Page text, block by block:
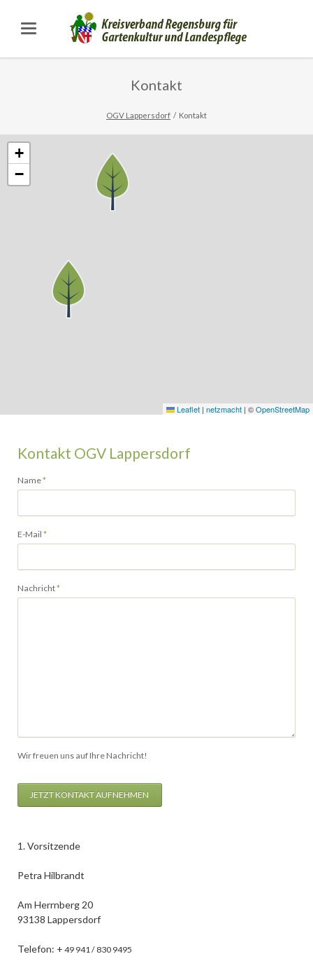
Kontakt
OGV Lappersdorf Kontakt
+
−
Leaflet | netzmacht | ©OpenStreetMap
Kontakt OGV Lappersdorf
Pflichtfeld
Name*
Pflichtfeld
E-Mail *
Pflichtfeld
Nachricht*
Wir freuen uns auf Ihre Nachricht!
JETZT KONTAKT AUFNEHMEN
1. Vorsitzende
Petra Hilbrandt
Am Herrnberg 20
93138 Lappersdorf
Telefon: + 49 941 / 830 9495